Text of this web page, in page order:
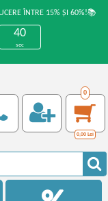
ÎNTRE 15% ȘI 60%!📚
40
sec
0
0,00 Lei